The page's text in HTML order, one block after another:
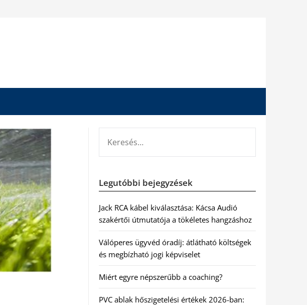
Legutóbbi bejegyzések
Jack RCA kábel kiválasztása: Kácsa Audió
szakértői útmutatója a tökéletes hangzáshoz
Válóperes ügyvéd óradíj: átlátható költségek
és megbízható jogi képviselet
Miért egyre népszerűbb a coaching?
PVC ablak hőszigetelési értékek 2026-ban: